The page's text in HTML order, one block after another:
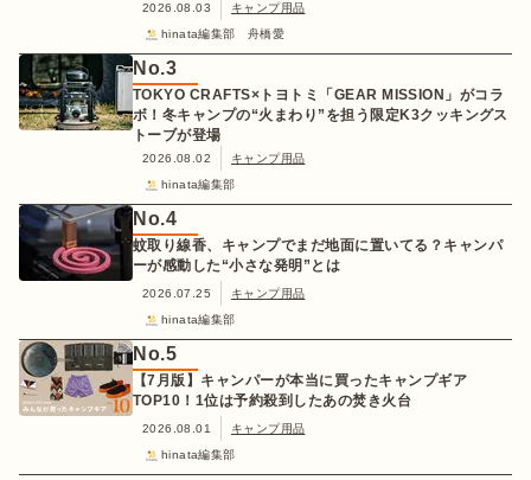
2026.08.03
キャンプ用品
hinata編集部 舟橋愛
No.3
TOKYO CRAFTS×トヨトミ「GEAR MISSION」がコラ
ボ！冬キャンプの“火まわり”を担う限定K3クッキングス
トーブが登場
2026.08.02
キャンプ用品
hinata編集部
No.4
蚊取り線香、キャンプでまだ地面に置いてる？キャンパ
ーが感動した“小さな発明”とは
2026.07.25
キャンプ用品
hinata編集部
No.5
【7月版】キャンパーが本当に買ったキャンプギア
TOP10！1位は予約殺到したあの焚き火台
2026.08.01
キャンプ用品
hinata編集部